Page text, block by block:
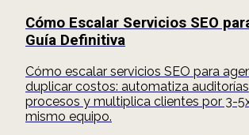
Cómo Escalar Servicios SEO
Guía Definitiva
Cómo escalar servicios SEO para
duplicar costos: automatiza
procesos y multiplica clientes por 3-
mismo equipo.